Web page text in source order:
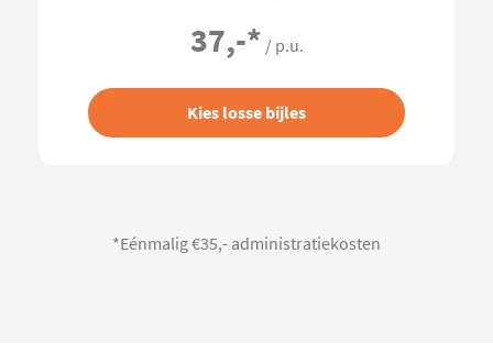
37,-* / p.u.
Kies losse bijles
*Eénmalig €35,- administratiekosten